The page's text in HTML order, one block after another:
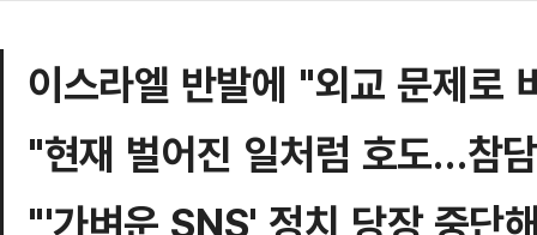
이스라엘 반발에 "외교 문제로
"현재 벌어진 일처럼 호도…참
"'가벼운 SNS' 정치 당장 중단